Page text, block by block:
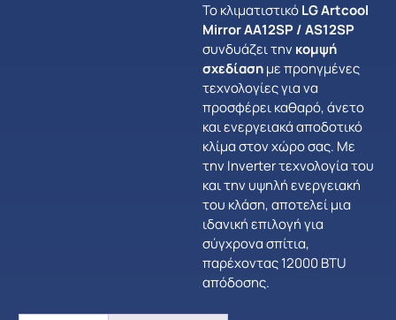
Το κλιματιστικόLG Artcool
Mirror AA12SP / AS12SP
συνδυάζει την κομψή
σχεδίασημε προηγμένες
τεχνολογίες για να
προσφέρει καθαρό, άνετο
και ενεργειακά αποδοτικό
κλίμα στον χώρο σας. Με
την Inverter τεχνολογία του
και την υψηλή ενεργειακή
του κλάση, αποτελεί μια
ιδανική επιλογή για
σύγχρονα σπίτια,
παρέχοντας 12000 BTU
απόδοσης.